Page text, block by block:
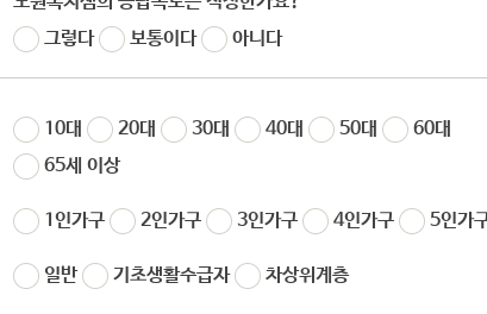
그렇다
보통이다 아니다
10대 20대 30대 40대 50대
60대
65세 이상
1인가구 2인가구 3인가구 4인가구 5인가
일반 기초생활수급자 차상위계층
서울시 노원구 화랑로 478 (공릉동)